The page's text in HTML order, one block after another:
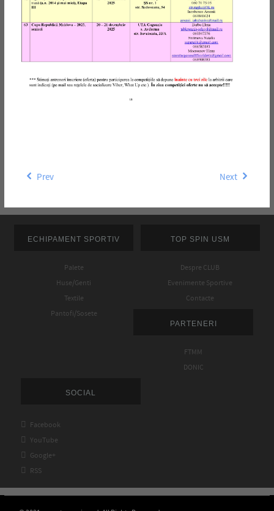
Prev Next
ECHIPAMENT SPORTIV
Palete
Huse/Genti
Textile
Pantofi/Sosete
TOP SPIN USM
Despre CLUB
Evenimente Sportive
Contacte
PARTENERI
FTMM
DONIC
SOCIAL
 Facebook
 YouTube
 Google+
 RSS